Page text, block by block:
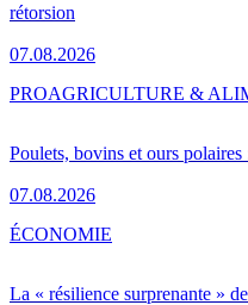
rétorsion
07.08.2026
Poulets, bovins et ours
07.08.2026
PROAGRICULTURE &
La « résilience surprenante »
ÉCONOMIE